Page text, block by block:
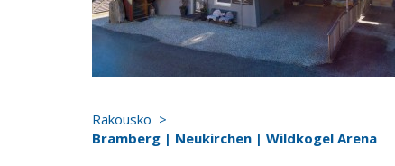
Rakousko
Bramberg | Neukirchen | Wildkogel Arena